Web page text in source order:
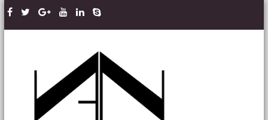
Skip to content